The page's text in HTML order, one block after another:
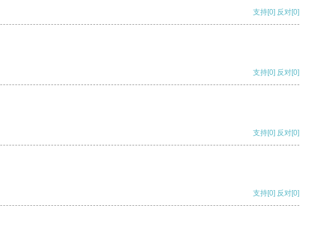
支持[0] 反对[0]
支持[0] 反对[0]
支持[0] 反对[0]
支持[0] 反对[0]